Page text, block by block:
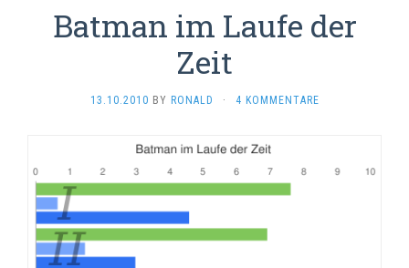
Batman im Laufe der
Zeit
13.10.2010 BY RONALD · 4 KOMMENTARE